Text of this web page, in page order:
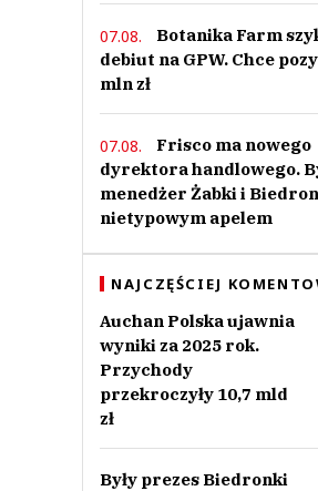
1
Zostaw swoje
Imię (Wymagane)
Prześlij komentarz
07.08.
Botanika Farm
debiut na GPW. Chce
mln zł
07.08.
Frisco ma nowego
dyrektora handlowego.
menedżer Żabki i
nietypowym apelem
NAJCZĘŚCIEJ
Auchan Polska ujawnia
wyniki za 2025 rok.
Przychody
przekroczyły 10,7 mld
zł
Były prezes Biedronki